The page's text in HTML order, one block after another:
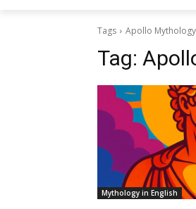
Tags Apollo Mythology
Tag:
Mythology in English